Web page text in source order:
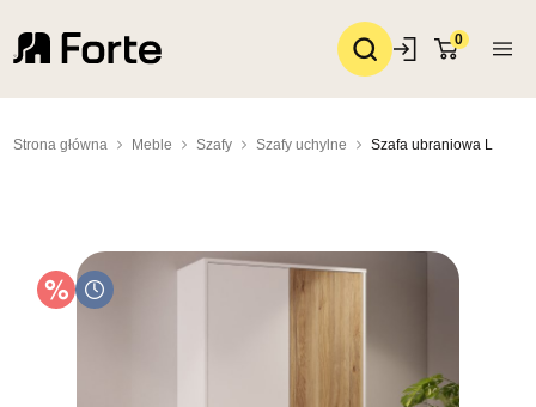
0
Strona główna Meble Szafy Szafy uchylne Szafa ubraniowa L